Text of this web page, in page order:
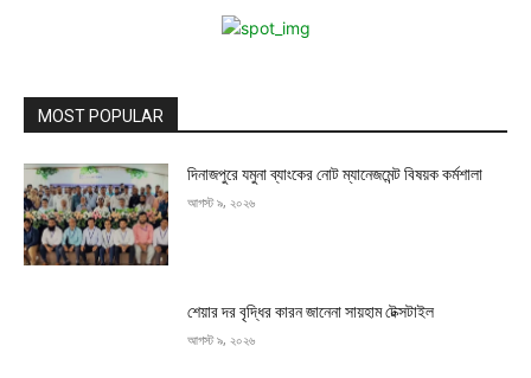
MOST POPULAR
দিনাজপুরে যমুনা ব্যাংকের নোট ম্যানেজমেন্ট বিষয়ক কর্মশালা
আগস্ট ৯, ২০২৬
শেয়ার দর বৃদ্ধির কারন জানেনা সায়হাম টেক্সটাইল
আগস্ট ৯, ২০২৬